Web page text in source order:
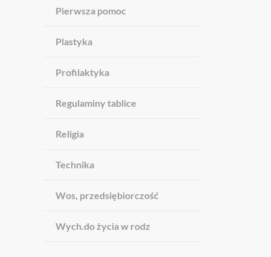
Pierwsza pomoc
Plastyka
Profilaktyka
Regulaminy tablice
Religia
Technika
Wos, przedsiębiorczość
Wych.do życia w rodz